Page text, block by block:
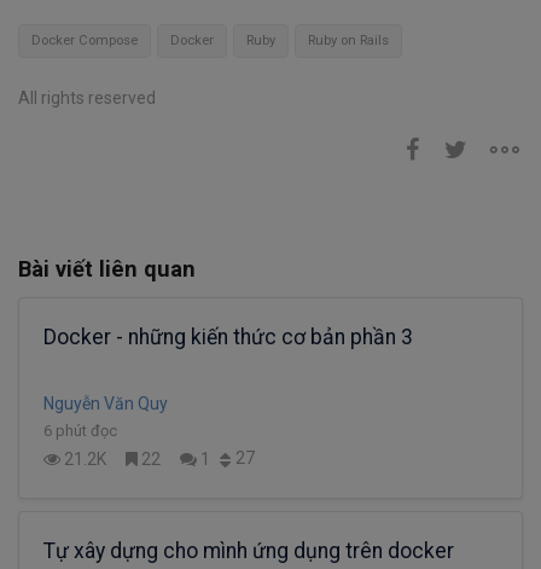
Docker Compose Docker Ruby Ruby on Rails
All rights reserved
Bài viết liên quan
Docker - những kiến thức cơ bản phần 3
Nguyễn Văn Quy
6 phút đọc
21.2K 22 1 27
Tự xây dựng cho mình ứng dụng trên docker